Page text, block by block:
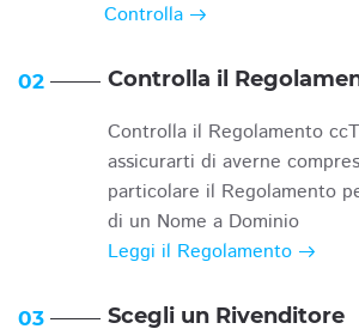
Controlla
02 Controlla il
Controlla il Regolamento
assicurarti di averne
particolare il Regolamento
di un Nome a Dominio
Leggi il Regolamento
03 Scegli un Rivenditore